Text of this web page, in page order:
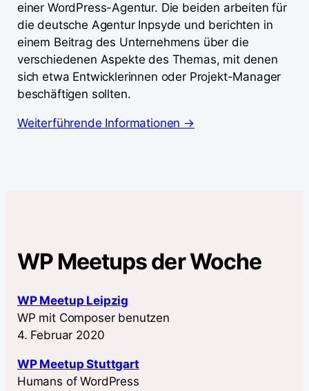
einer WordPress-Agentur. Die beiden arbeiten für
die deutsche Agentur Inpsyde und berichten in
einem Beitrag des Unternehmens über die
verschiedenen Aspekte des Themas, mit denen
sich etwa Entwicklerinnen oder Projekt-Manager
beschäftigen sollten.
Weiterführende Informationen →
WP Meetups der Woche
WP Meetup Leipzig
WP mit Composer benutzen
4. Februar 2020
WP Meetup Stuttgart
Humans of WordPress